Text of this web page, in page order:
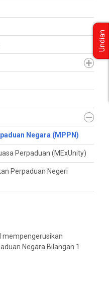
Negara (MPPN)
Perpaduan (MExUnity)
Perpaduan Negeri
mempengerusikan
Negara Bilangan 1
Undian